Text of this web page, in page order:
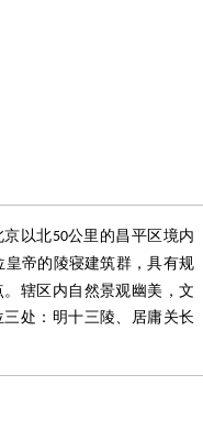
以北50公里的昌平区境内
皇帝的陵寝建筑群，具有规
辖区内自然景观幽美，文
处：明十三陵、居庸关长